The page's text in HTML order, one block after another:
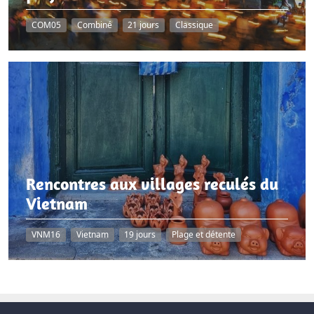
COM05 Combiné 21 jours Classique
Rencontres aux villages reculés du
Vietnam
VNM16 Vietnam 19 jours Plage et détente